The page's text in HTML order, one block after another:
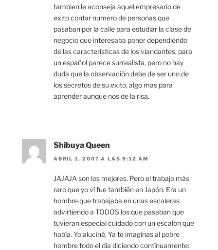
tambien le aconseja aquel empresario de
exito contar numero de personas que
pasaban por la calle para estudiar la clase de
negocio que interesaba poner dependiendo
de las caracteristicas de los viandantes, para
un español parece surrealista, pero no hay
duda que la observaciòn debe de ser uno de
los secretos de su exito, algo mas para
aprender aunque nos de la risa.
Shibuya Queen
ABRIL 1, 2007 A LAS 9:12 AM
JAJAJA son los mejores. Pero el trabajo más
raro que yo ví fue también en Japón. Era un
hombre que trabajaba en unas escaleras
advirtiendo a TODOS los que pasaban que
tuvieran especial cuidado con un escalón que
había. Yo aluciné. Ya te imaginas al pobre
hombre todo el día diciendo contínuamente: